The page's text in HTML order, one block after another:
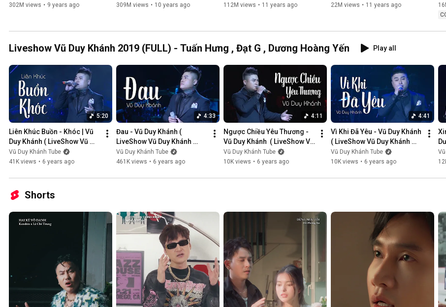
Khang 2017
302M views • 9 years ago
309M views • 10 years ago
112M views • 11 years ago
22M views • 11 years ago
Liveshow Vũ Duy Khánh 2019 (FULL) - Tuấn Hưng , Đạt G , Dương Hoàng Yến Play all
5:20
Liên Khúc Buồn - Khóc | Vũ
Duy Khánh ( LiveShow Vũ
Duy Khánh 2019 Phần 1/21 )
Vũ Duy Khánh Tube
41K views • 6 years ago
4:33
Đau - Vũ Duy Khánh (
LiveShow Vũ Duy Khánh
2019 Phần 2/21 )
Vũ Duy Khánh Tube
461K views • 6 years ago
4:11
Ngược Chiều Yêu Thương -
Vũ Duy Khánh  ( LiveShow Vũ
Duy Khánh 2019 Phần 3/21 )
Vũ Duy Khánh Tube
10K views • 6 years ago
4:41
Vì Khi Đã Yêu - Vũ Duy Khánh
( LiveShow Vũ Duy Khánh
2019 Phần 4/21 )
Vũ Duy Khánh Tube
10K views • 6 years ago
Shorts